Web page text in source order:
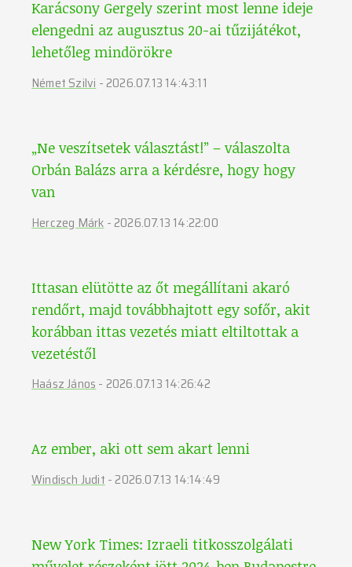
Karácsony Gergely szerint most lenne ideje
elengedni az augusztus 20-ai tűzijátékot,
lehetőleg mindörökre
Német Szilvi - 2026.07.13 14:43:11
„Ne veszítsetek választást!” – válaszolta
Orbán Balázs arra a kérdésre, hogy hogy
van
Herczeg Márk - 2026.07.13 14:22:00
Ittasan elütötte az őt megállítani akaró
rendőrt, majd továbbhajtott egy sofőr, akit
korábban ittas vezetés miatt eltiltottak a
vezetéstől
Haász János- 2026.07.13 14:26:42
Az ember, aki ott sem akart lenni
Windisch Judit- 2026.07.13 14:14:49
New York Times: Izraeli titkosszolgálati